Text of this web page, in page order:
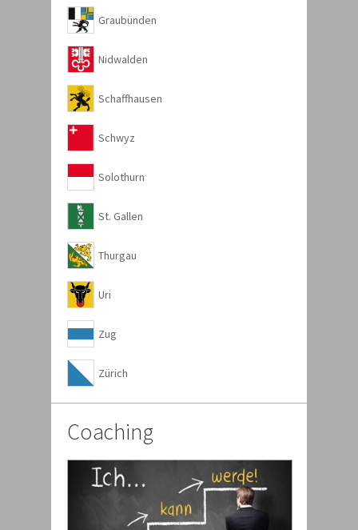
Graubünden
Nidwalden
Schaffhausen
Schwyz
Solothurn
St. Gallen
Thurgau
Uri
Zug
Zürich
Coaching